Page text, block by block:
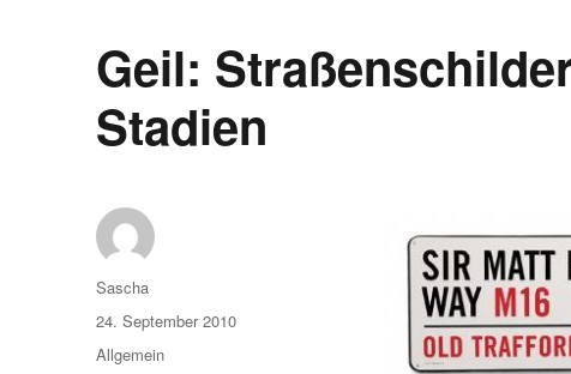
Geil:
Stadien
Autor
Sascha
Veröffentlicht
am
24. September 2010
Kategorien
Allgemein